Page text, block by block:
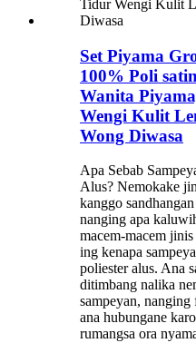
Set Piyama
100% Poli
Wanita
Wengi Kulit
Wong Diwasa
Apa Sebab
Alus? Nemokake
kanggo
nanging apa
macem-macem
ing kenapa
poliester alus. Ana
ditimbang nalika
sampeyan,
ana hubungane
rumangsa ora